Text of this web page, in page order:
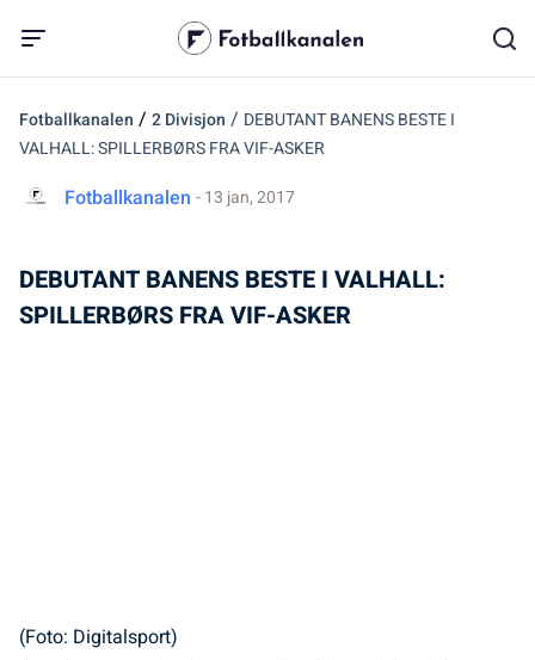
Fotballkanalen / 2 Divisjon / DEBUTANT BANENS BESTE I
VALHALL: SPILLERBØRS FRA VIF-ASKER
Fotballkanalen - 13 jan, 2017
DEBUTANT BANENS BESTE I VALHALL:
SPILLERBØRS FRA VIF-ASKER
(Foto: Digitalsport)